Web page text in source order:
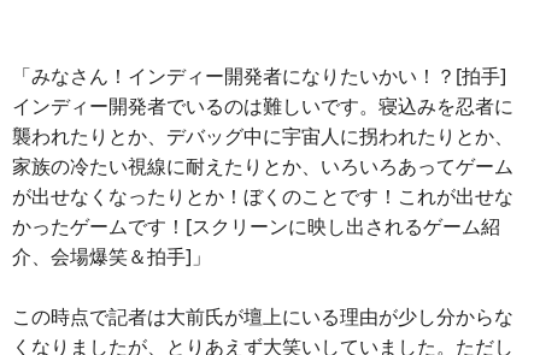
「みなさん！インディー開発者になりたいかい！？[拍手]
インディー開発者でいるのは難しいです。寝込みを忍者に
襲われたりとか、デバッグ中に宇宙人に拐われたりとか、
家族の冷たい視線に耐えたりとか、いろいろあってゲーム
が出せなくなったりとか！ぼくのことです！これが出せな
かったゲームです！[スクリーンに映し出されるゲーム紹
介、会場爆笑＆拍手]」
この時点で記者は大前氏が壇上にいる理由が少し分からな
くなりましたが、とりあえず大笑いしていました。ただし